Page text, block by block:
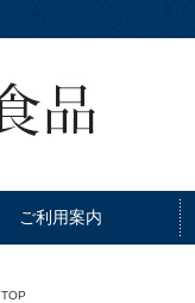
ご利用案内
TOP